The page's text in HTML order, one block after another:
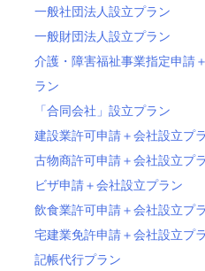
一般社団法人設立プラン
一般財団法人設立プラン
介護・障害福祉事業指定申請
ラン
「合同会社」設立プラン
建設業許可申請＋会社設立プ
古物商許可申請＋会社設立プ
ビザ申請＋会社設立プラン
飲食業許可申請＋会社設立プ
宅建業免許申請＋会社設立プ
記帳代行プラン